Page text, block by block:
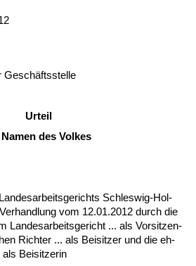
Geschäfts­stel­le
Ur­teil
Na­men des Vol­kes
Schles­wig-Hol­
vom 12.01.2012 durch die
Lan­des­ar­beits­ge­richt ... als Vor­sit­zen­
Rich­ter ... als Bei­sit­zer und die eh­
als Bei­sit­ze­rin